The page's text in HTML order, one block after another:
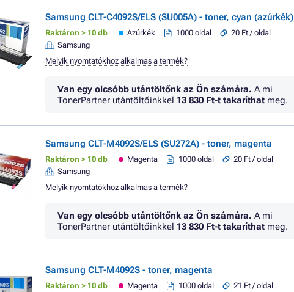
Samsung CLT-C4092S/ELS (SU005A) - toner, cyan (azúrkék)
Raktáron > 10 db Azúrkék 1000 oldal
20 Ft / oldal
Samsung
Melyik nyomtatókhoz alkalmas a termék?
Van egy olcsóbb utántöltőnk az Ön számára. A mi
TonerPartner utántöltőinkkel 13 830 Ft-t takaríthat meg.
Samsung CLT-M4092S/ELS (SU272A) - toner, magenta
Raktáron > 10 db Magenta 1000 oldal
20 Ft / oldal
Samsung
Melyik nyomtatókhoz alkalmas a termék?
Van egy olcsóbb utántöltőnk az Ön számára. A mi
TonerPartner utántöltőinkkel 13 830 Ft-t takaríthat meg.
Samsung CLT-M4092S - toner, magenta
Raktáron > 10 db Magenta 1000 oldal 21 Ft / oldal